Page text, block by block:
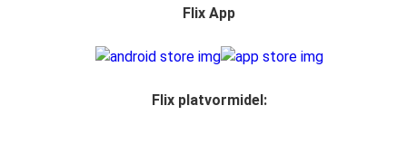
Flix App
Flix platvormidel: